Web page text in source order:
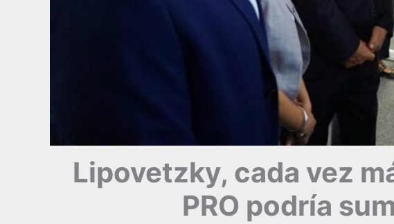
Lipovetzky, cada vez
PRO podría